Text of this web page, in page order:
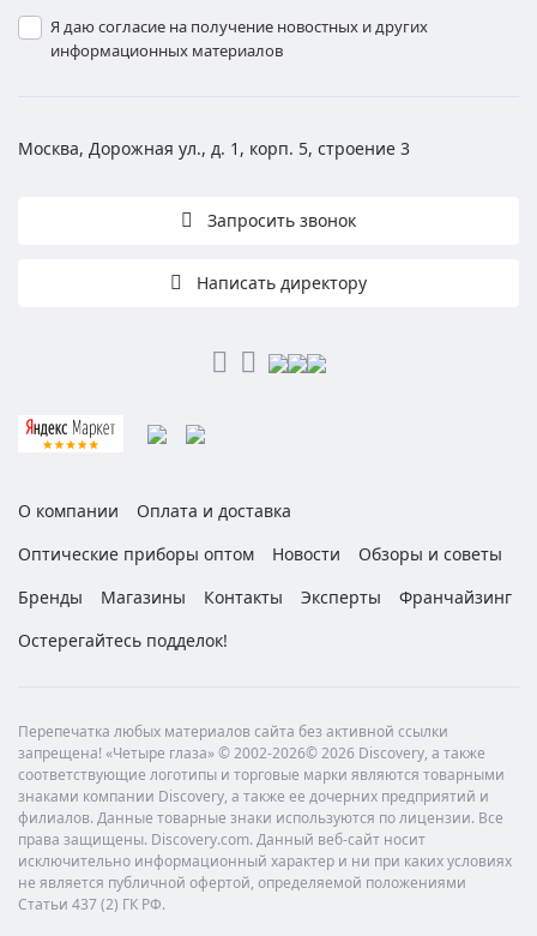
Я даю согласие на получение новостных и других
информационных материалов
Москва, Дорожная ул., д. 1, корп. 5, строение 3
Запросить звонок
Написать директору
О компании
Оплата и доставка
Оптические приборы оптом
Новости
Обзоры и советы
Бренды
Магазины Контакты Эксперты
Франчайзинг
Остерегайтесь подделок!
Перепечатка любых материалов сайта без активной ссылки
запрещена! «Четыре глаза» © 2002-2026© 2026 Discovery, а также
соответствующие логотипы и торговые марки являются товарными
знаками компании Discovery, а также ее дочерних предприятий и
филиалов. Данные товарные знаки используются по лицензии. Все
права защищены. Discovery.com. Данный веб-сайт носит
исключительно информационный характер и ни при каких условиях
не является публичной офертой, определяемой положениями
Статьи 437 (2) ГК РФ.